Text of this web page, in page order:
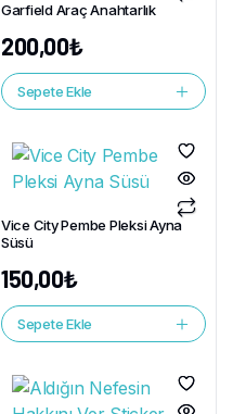
Garfield Araç Anahtarlık
200,00₺
Sepete Ekle
Vice City Pembe Pleksi Ayna
Süsü
150,00₺
Sepete Ekle